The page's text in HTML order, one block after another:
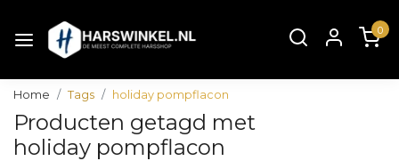
0
Home Tags holiday pompflacon
Producten getagd met
holiday pompflacon